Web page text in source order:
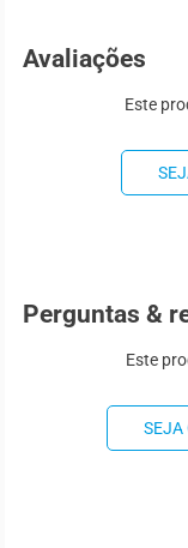
Avaliações
Este
Perguntas &
Este
SEJA